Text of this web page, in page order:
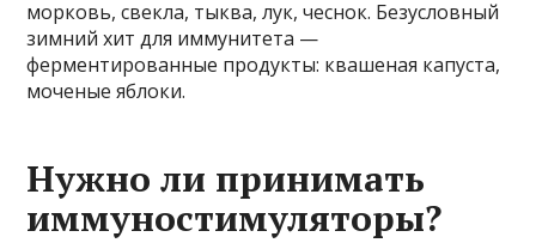
морковь, свекла, тыква, лук, чеснок. Безусловный
зимний хит для иммунитета —
ферментированные продукты: квашеная капуста,
моченые яблоки.
Нужно ли принимать
иммуностимуляторы?